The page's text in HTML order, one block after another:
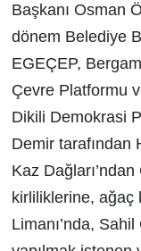
Başkanı Osman
dönem Belediye
EGEÇEP,
Çevre Platformu
Dikili Demokrasi
Demir tarafından
Kaz
kirliliklerine, ağaç
Limanı’nda,